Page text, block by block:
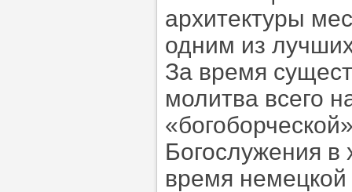
архитектуры
одним из
За время
молитва всего
Богослужения в
время